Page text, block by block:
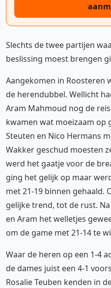
Slechts de twee partijen
beslissing moest brengen
Aangekomen in Roosteren
de herendubbel. Wellicht
Aram Mahmoud nog de
kwamen wat moeizaam op
Steuten en Nico Hermans
Wakker geschud moesten
werd het gaatje voor de
ging het gelijk op maar
met 21-19 binnen gehaald.
gelijke trend, tot de rust.
en Aram het welletjes
om de game met 21-14 te
Waar de heren op een 1-4
de dames juist een 4-1
Rosalie Teuben kenden in